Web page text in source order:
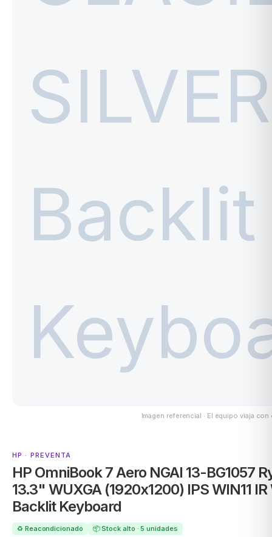
Imagen referencial · El equipo viaja
HP · PREVENTA
HP OmniBook 7 Aero NGAI 13-BG1057
13.3" WUXGA (1920x1200) IPS WIN11
Backlit Keyboard
♻️ Reacondicionado 📦 Stock alto · 5 unidades